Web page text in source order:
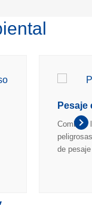
Pesaje
Combine
de